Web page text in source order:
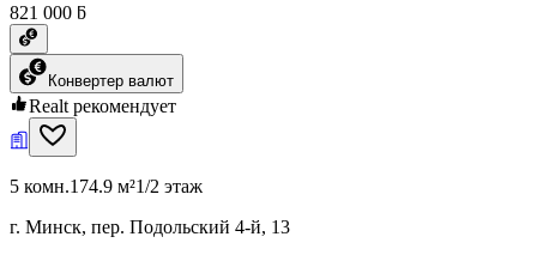
821 000 ƃ
Конвертер валют
Realt рекомендует
5 комн.174.9 м²1/2 этаж
г. Минск, пер. Подольский 4-й, 13